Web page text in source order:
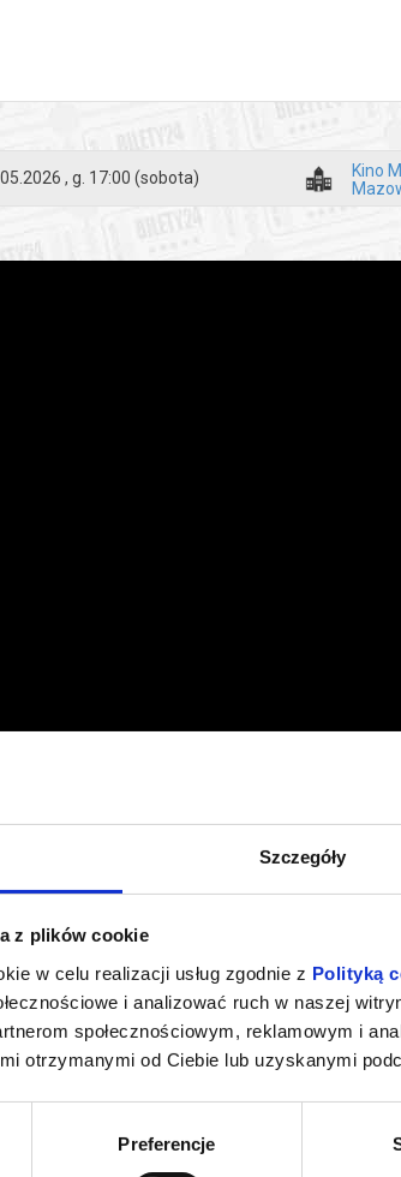
Szczegóły
z plików cookie
w celu realizacji usług zgodnie z Polityką
i analizować ruch w naszej
społecznościowym, reklamowym i
otrzymanymi od Ciebie lub uzyskanymi
Preferencje
, g. 17:00 (sobota)
Kino